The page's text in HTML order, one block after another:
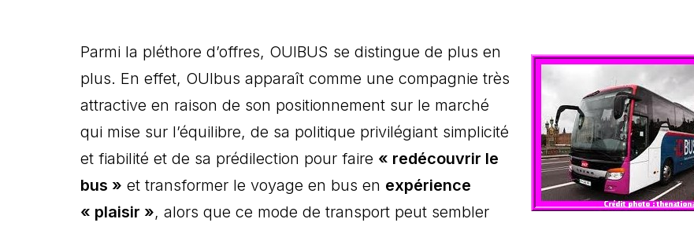
Parmi la pléthore d’offres, OUIBUS se distingue de plus en
plus. En effet, OUIbus apparaît comme une compagnie très
attractive en raison de son positionnement sur le marché
qui mise sur l’équilibre, de sa politique privilégiant simplicité
et fiabilité et de sa prédilection pour faire « redécouvrir le
bus » et transformer le voyage en bus en expérience
« plaisir », alors que ce mode de transport peut sembler